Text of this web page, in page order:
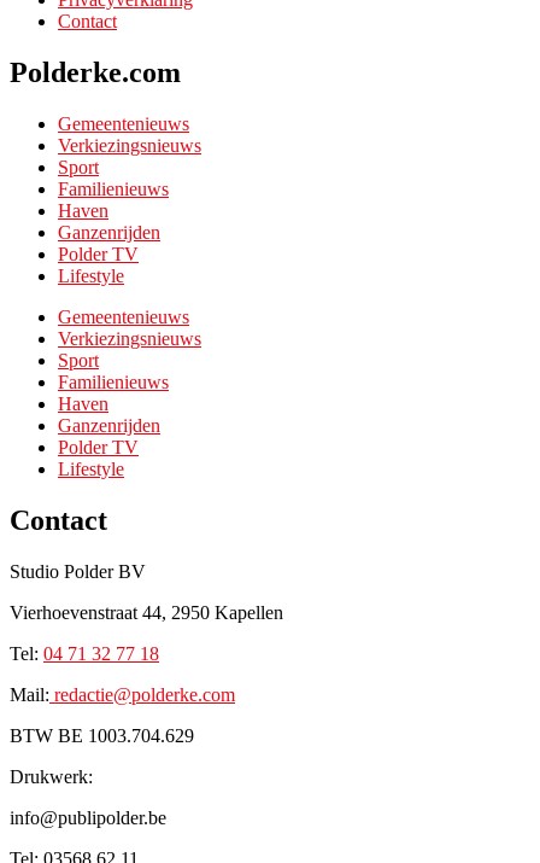
Contact
Polderke.com
Gemeentenieuws
Verkiezingsnieuws
Sport
Familienieuws
Haven
Ganzenrijden
Polder TV
Lifestyle
Gemeentenieuws
Verkiezingsnieuws
Sport
Familienieuws
Haven
Ganzenrijden
Polder TV
Lifestyle
Contact
Studio Polder BV
Vierhoevenstraat 44, 2950 Kapellen
Tel: 04 71 32 77 18
Mail: redactie@polderke.com
BTW BE 1003.704.629
Drukwerk:
info@publipolder.be
Tel: 03568 62 11